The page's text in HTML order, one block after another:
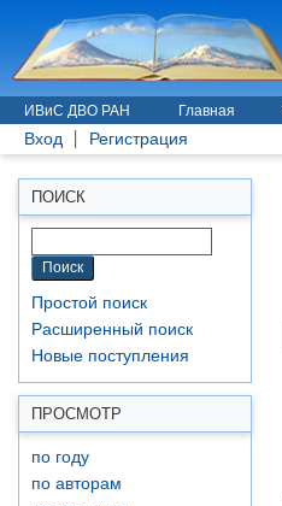
ИВиС ДВО РАН Главная
Вход Регистрация
ПОИСК
Простой поиск
Расширенный поиск
Новые поступления
ПРОСМОТР
по году
по авторам